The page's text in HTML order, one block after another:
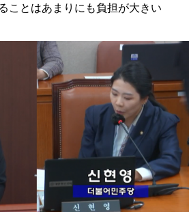
ことはあまりにも負担が大きい